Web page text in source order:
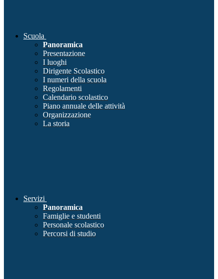
Scuola
Panoramica
Presentazione
I luoghi
Dirigente Scolastico
I numeri della scuola
Regolamenti
Calendario scolastico
Piano annuale delle attività
Organizzazione
La storia
Servizi
Panoramica
Famiglie e studenti
Personale scolastico
Percorsi di studio